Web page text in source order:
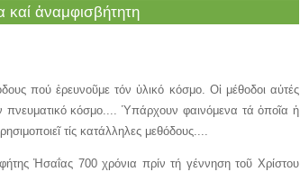
καί ἀναμφισβήτητη
πού ἐρευνοῦμε τόν ὑλικό κόσμο. Οἱ μέθοδοι αὐτές
πνευματικό κόσμο.... Ὑπάρχουν φαινόμενα τά ὁποῖα ἡ
τίς κατάλληλες μεθόδους....
Ἠσαΐας 700 χρόνια πρίν τή γέννηση τοῦ Χρίστου